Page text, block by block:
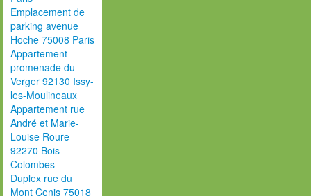
Emplacement de
parking avenue
Hoche 75008 Paris
Appartement
promenade du
Verger 92130 Issy-
les-Moulineaux
Appartement rue
André et Marie-
Louise Roure
92270 Bois-
Colombes
Duplex rue du
Mont Cenis 75018